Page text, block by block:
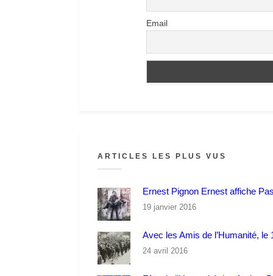
Email
ARTICLES LES PLUS VUS
Ernest Pignon Ernest affiche
19 janvier 2016
Avec les Amis de l’Humanité, le
24 avril 2016